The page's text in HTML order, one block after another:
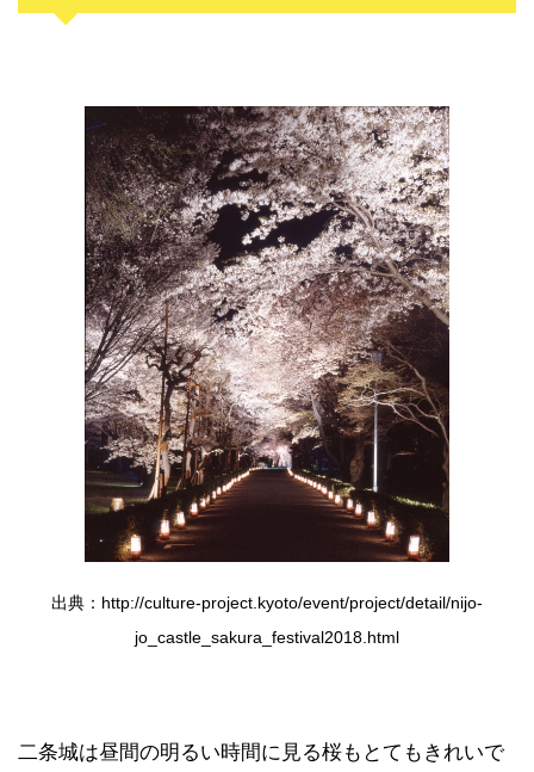
出典：http://culture-project.kyoto/event/project/detail/nijo-
jo_castle_sakura_festival2018.html
二条城は昼間の明るい時間に見る桜もとてもきれいで